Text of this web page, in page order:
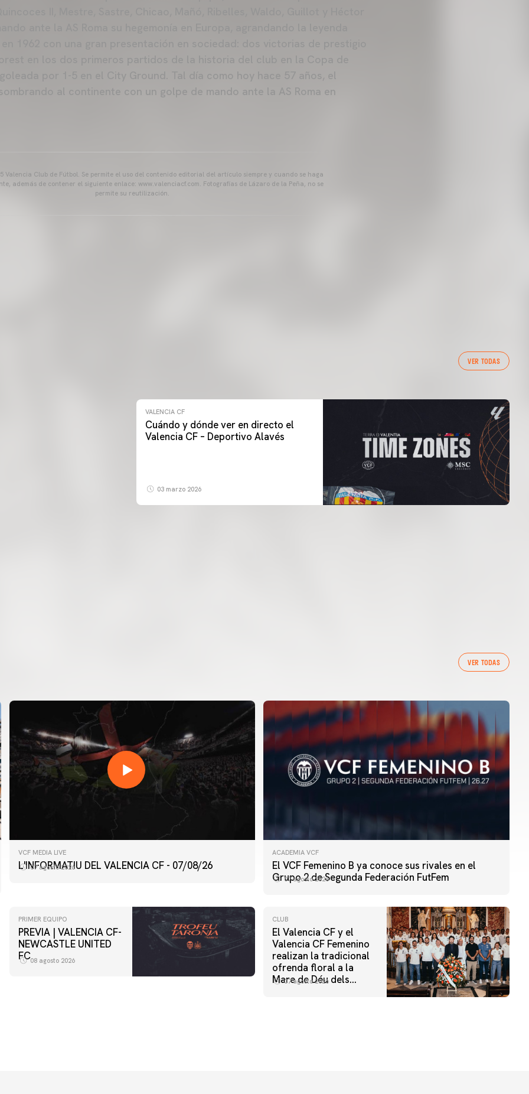
II, Mestre, Sastre, Chicao, Mañó, Ribelles, Waldo, Guillot y Héctor
ante la AS Roma su hegemonía en Europa, agrandando la leyenda
1962 con una gran presentación en sociedad: dos victorias de prestigio
en los dos primeros partidos de la historia del club en la Copa de
por 1-5 en el City Ground. Tal día como hoy hace 57 años, el
al continente con un golpe de mando ante la AS Roma en
Valencia Club de Fútbol. Se permite el uso del contenido editorial del artículo siempre y cuando se haga
además de contener el siguiente enlace: www.valenciacf.com. Fotografías de Lázaro de la Peña, no se
permite su reutilización.
VER TODAS
VALENCIA CF
Cuándo y dónde ver en directo el
Valencia CF – Deportivo Alavés
03 marzo 2026
VER TODAS
VCF MEDIA LIVE
L'INFORMATIU DEL VALENCIA CF - 07/08/26
07 agosto 2026
ACADEMIA VCF
El VCF Femenino B ya conoce sus rivales en el
Grupo 2 de Segunda Federación FutFem
07 agosto 2026
PRIMER EQUIPO
PREVIA | VALENCIA CF-
NEWCASTLE UNITED
FC08 agosto 2026
CLUB
El Valencia CF y el
Valencia CF Femenino
realizan la tradicional
ofrenda floral a la
Mare de Déu dels
07 agosto 2026